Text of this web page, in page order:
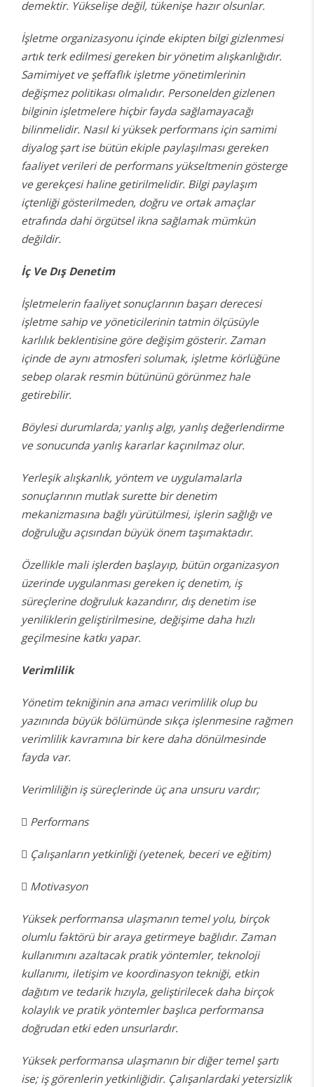
demektir. Yükselişe değil, tükenişe hazır olsunlar.
İşletme organizasyonu içinde ekipten bilgi gizlenmesi
artık terk edilmesi gereken bir yönetim alışkanlığıdır.
Samimiyet ve şeffaflık işletme yönetimlerinin
değişmez politikası olmalıdır. Personelden gizlenen
bilginin işletmelere hiçbir fayda sağlamayacağı
bilinmelidir. Nasıl ki yüksek performans için samimi
diyalog şart ise bütün ekiple paylaşılması gereken
faaliyet verileri de performans yükseltmenin gösterge
ve gerekçesi haline getirilmelidir. Bilgi paylaşım
içtenliği gösterilmeden, doğru ve ortak amaçlar
etrafında dahi örgütsel ikna sağlamak mümkün
değildir.
İç Ve Dış Denetim
İşletmelerin faaliyet sonuçlarının başarı derecesi
işletme sahip ve yöneticilerinin tatmin ölçüsüyle
karlılık beklentisine göre değişim gösterir. Zaman
içinde de aynı atmosferi solumak, işletme körlüğüne
sebep olarak resmin bütününü görünmez hale
getirebilir.
Böylesi durumlarda; yanlış algı, yanlış değerlendirme
ve sonucunda yanlış kararlar kaçınılmaz olur.
Yerleşik alışkanlık, yöntem ve uygulamalarla
sonuçlarının mutlak surette bir denetim
mekanizmasına bağlı yürütülmesi, işlerin sağlığı ve
doğruluğu açısından büyük önem taşımaktadır.
Özellikle mali işlerden başlayıp, bütün organizasyon
üzerinde uygulanması gereken iç denetim, iş
süreçlerine doğruluk kazandırır, dış denetim ise
yeniliklerin geliştirilmesine, değişime daha hızlı
geçilmesine katkı yapar.
Verimlilik
Yönetim tekniğinin ana amacı verimlilik olup bu
yazınında büyük bölümünde sıkça işlenmesine rağmen
verimlilik kavramına bir kere daha dönülmesinde
fayda var.
Verimliliğin iş süreçlerinde üç ana unsuru vardır;
 Performans
 Çalışanların yetkinliği (yetenek, beceri ve eğitim)
 Motivasyon
Yüksek performansa ulaşmanın temel yolu, birçok
olumlu faktörü bir araya getirmeye bağlıdır. Zaman
kullanımını azaltacak pratik yöntemler, teknoloji
kullanımı, iletişim ve koordinasyon tekniği, etkin
dağıtım ve tedarik hızıyla, geliştirilecek daha birçok
kolaylık ve pratik yöntemler başlıca performansa
doğrudan etki eden unsurlardır.
Yüksek performansa ulaşmanın bir diğer temel şartı
ise; iş görenlerin yetkinliğidir. Çalışanlardaki yetersizlik